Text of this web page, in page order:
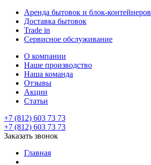
Аренда бытовок и блок-контейнеров
Доставка бытовок
Trade in
Сервисное обслуживание
О компании
Наше производство
Наша команда
Отзывы
Акции
Статьи
+7 (812) 603 73 73
+7 (812) 603 73 73
Заказать звонок
Главная